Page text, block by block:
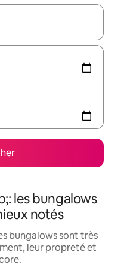
les flèches vers le
les bungalows
notés
bungalows sont très
leur propreté et